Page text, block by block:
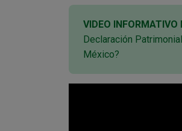
VIDEO INFORMATIVO
Declaración
México?